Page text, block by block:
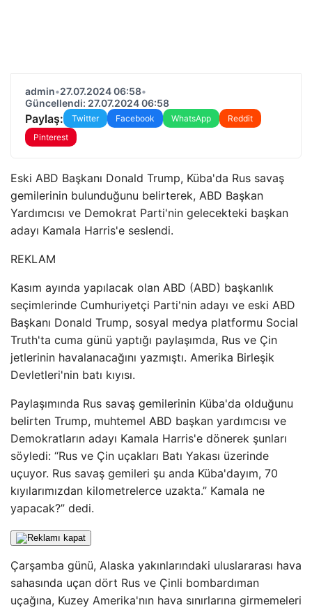
admin•27.07.2024 06:58•
Güncellendi: 27.07.2024 06:58
Paylaş: Twitter Facebook WhatsApp
Reddit
Pinterest
Eski ABD Başkanı Donald Trump, Küba'da Rus savaş
gemilerinin bulunduğunu belirterek, ABD Başkan
Yardımcısı ve Demokrat Parti'nin gelecekteki başkan
adayı Kamala Harris'e seslendi.
REKLAM
Kasım ayında yapılacak olan ABD (ABD) başkanlık
seçimlerinde Cumhuriyetçi Parti'nin adayı ve eski ABD
Başkanı Donald Trump, sosyal medya platformu Social
Truth'ta cuma günü yaptığı paylaşımda, Rus ve Çin
jetlerinin havalanacağını yazmıştı. Amerika Birleşik
Devletleri'nin batı kıyısı.
Paylaşımında Rus savaş gemilerinin Küba'da olduğunu
belirten Trump, muhtemel ABD başkan yardımcısı ve
Demokratların adayı Kamala Harris'e dönerek şunları
söyledi: “Rus ve Çin uçakları Batı Yakası üzerinde
uçuyor. Rus savaş gemileri şu anda Küba'dayım, 70
kıyılarımızdan kilometrelerce uzakta.” Kamala ne
yapacak?” dedi.
Çarşamba günü, Alaska yakınlarındaki uluslararası hava
sahasında uçan dört Rus ve Çinli bombardıman
uçağına, Kuzey Amerika'nın hava sınırlarına girmemeleri